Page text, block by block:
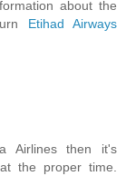
about the
Etihad Airways
Airlines then it's
the proper time.